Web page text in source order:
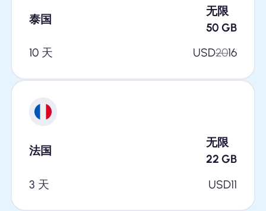
泰国
无限
50 GB
10 天
USD2016
法国
无限
22 GB
3 天
USD11